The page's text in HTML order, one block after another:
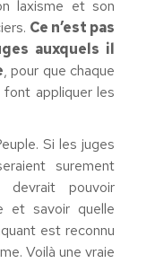
laxisme et son
Ce n’est pas
auxquels il
, pour que chaque
appliquer les
Si les juges
surement
devrait pouvoir
et savoir quelle
est reconnu
Voilà une vraie